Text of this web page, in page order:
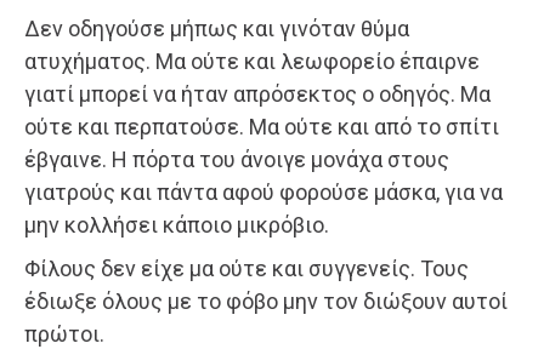
Δεν οδηγούσε μήπως και γινόταν θύμα
ατυχήματος. Μα ούτε και λεωφορείο έπαιρνε
γιατί μπορεί να ήταν απρόσεκτος ο οδηγός. Μα
ούτε και περπατούσε. Μα ούτε και από το σπίτι
έβγαινε. Η πόρτα του άνοιγε μονάχα στους
γιατρούς και πάντα αφού φορούσε μάσκα, για να
μην κολλήσει κάποιο μικρόβιο.
Φίλους δεν είχε μα ούτε και συγγενείς. Τους
έδιωξε όλους με το φόβο μην τον διώξουν αυτοί
πρώτοι.